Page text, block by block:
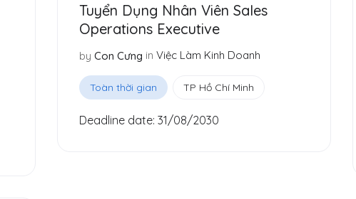
Tuyển Dụng Nhân Viên Sales
Operations Executive
by Con Cưng in Việc Làm Kinh Doanh
Toàn thời gian TP Hồ Chí Minh
Deadline date: 31/08/2030